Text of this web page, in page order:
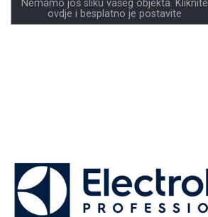
Nemamo još sliku vašeg objekta. Kliknite
ovdje i besplatno je postavite